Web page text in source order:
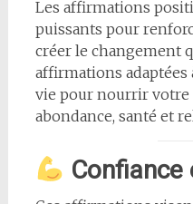
Les affirmations
puissants pour
créer le changement
affirmations adaptées
vie pour nourrir votre
abondance, santé et
Confiance